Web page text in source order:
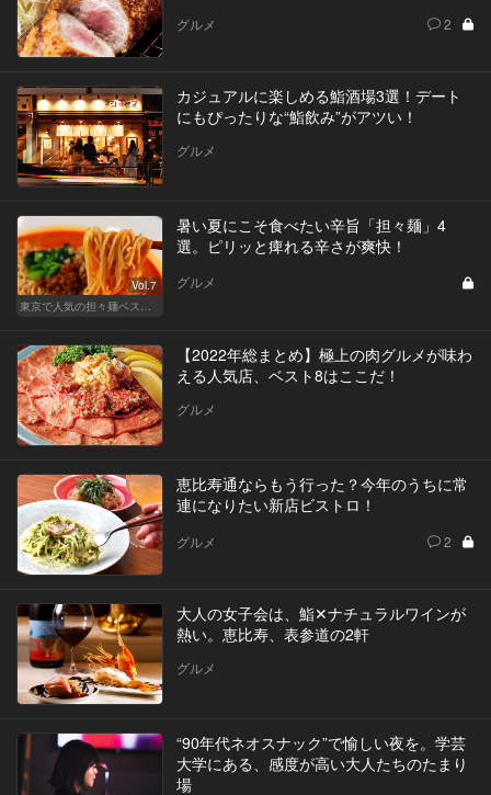
グルメ 2
カジュアルに楽しめる鮨酒場3選！デート
にもぴったりな“鮨飲み”がアツい！
グルメ
Vol.7
東京で人気の担々麺ベストセレクション！
暑い夏にこそ食べたい辛旨「担々麺」4
選。ピリッと痺れる辛さが爽快！
グルメ
【2022年総まとめ】極上の肉グルメが味わ
える人気店、ベスト8はここだ！
グルメ
恵比寿通ならもう行った？今年のうちに常
連になりたい新店ビストロ！
グルメ 2
大人の女子会は、鮨✕ナチュラルワインが
熱い。恵比寿、表参道の2軒
グルメ
“90年代ネオスナック”で愉しい夜を。学芸
大学にある、感度が高い大人たちのたまり
場